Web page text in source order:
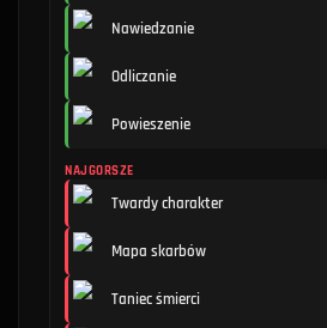
Nawiedzanie
Odliczanie
Powieszenie
NAJGORSZE
Twardy charakter
Mapa skarbów
Taniec śmierci